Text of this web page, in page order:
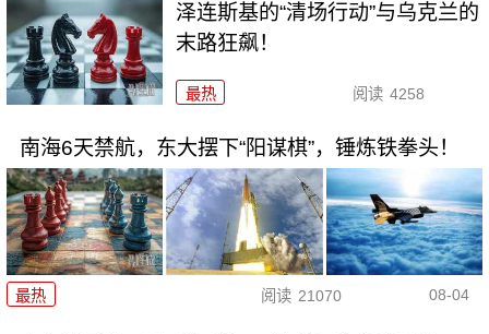
泽连斯基的“清场行动”与乌克兰的
末路狂飙！
最热 阅读 4258
南海6天禁航，东大摆下“阳谋棋”，锤炼铁拳头！
最热 阅读 21070 08-04